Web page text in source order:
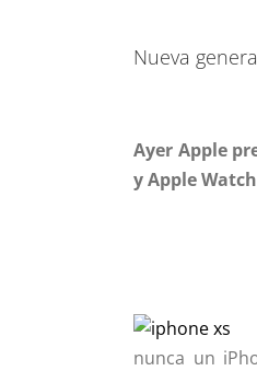
imagen
Nueva
Ayer Apple
y Apple
nunca un